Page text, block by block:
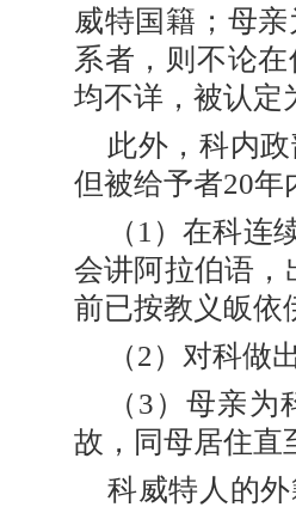
威特国籍；母
系者，则不论
均不详，被认定
此外，科内
但被给予者20
（1）在科连
会讲阿拉伯语，
前已按教义皈依
（2）对科做
（3）母亲
故，同母居住直
科威特人的